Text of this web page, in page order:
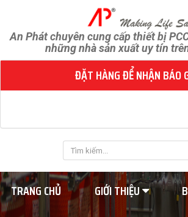
An Phát chuyên cung cấp thiết bị
những nhà sản xuất uy tín
ĐẶT HÀNG ĐỂ NHẬN BÁO
TRANG CHỦ GIỚI THIỆU